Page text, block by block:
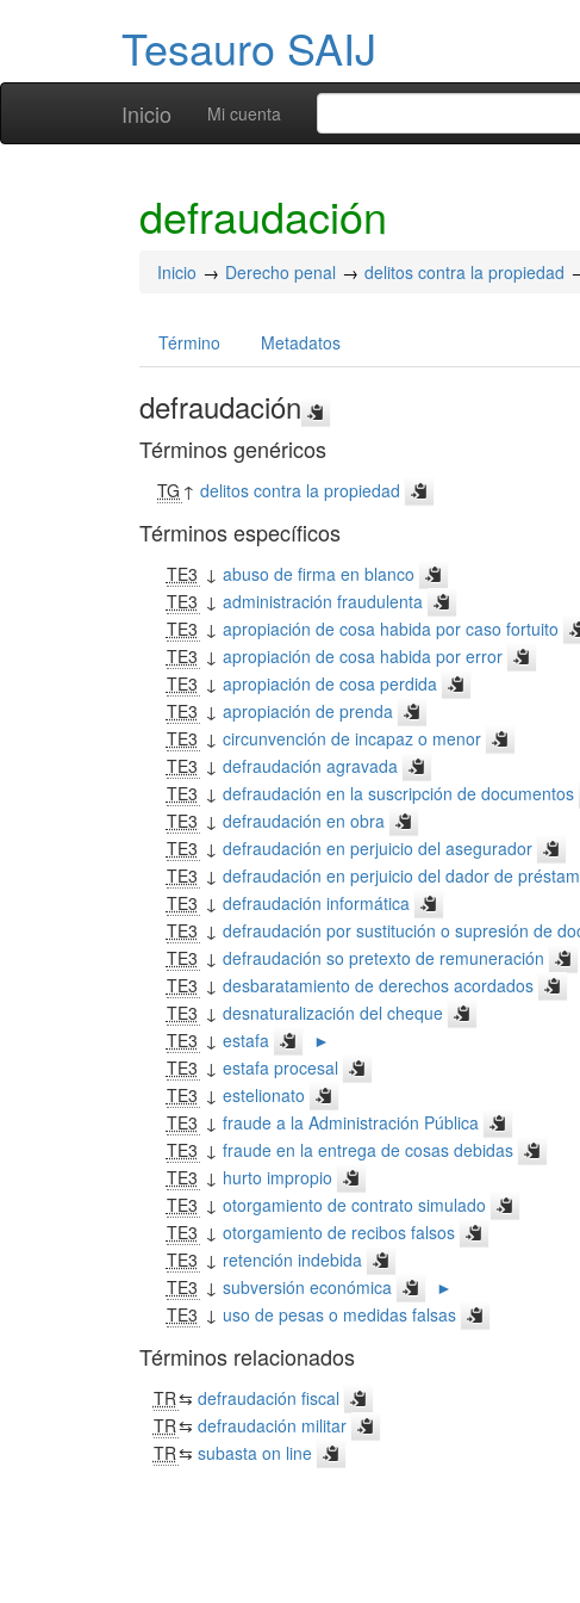
Tesauro SAIJ
Inicio Mi cuenta
defraudación
Inicio Derecho penal delitos contra la propiedad
Término Metadatos
defraudación
Términos genéricos
TG ↑delitos contra la propiedad
Términos específicos
TE3 ↓ abuso de firma en blanco
TE3 ↓ administración fraudulenta
TE3 ↓ apropiación de cosa habida por caso fortuito
TE3 ↓ apropiación de cosa habida por error
TE3 ↓ apropiación de cosa perdida
TE3 ↓ apropiación de prenda
TE3 ↓ circunvención de incapaz o menor
TE3 ↓ defraudación agravada
TE3 ↓ defraudación en la suscripción de documentos
TE3 ↓ defraudación en obra
TE3 ↓ defraudación en perjuicio del asegurador
TE3 ↓ defraudación en perjuicio del dador de
TE3 ↓ defraudación informática
TE3 ↓ defraudación por sustitución o supresión de
TE3 ↓ defraudación so pretexto de remuneración
TE3 ↓ desbaratamiento de derechos acordados
TE3 ↓ desnaturalización del cheque
TE3 ↓ estafa
►
TE3 ↓ estafa procesal
TE3 ↓ estelionato
TE3 ↓ fraude a la Administración Pública
TE3 ↓ fraude en la entrega de cosas debidas
TE3 ↓ hurto impropio
TE3 ↓ otorgamiento de contrato simulado
TE3 ↓ otorgamiento de recibos falsos
TE3 ↓ retención indebida
TE3 ↓ subversión económica
►
TE3 ↓ uso de pesas o medidas falsas
Términos relacionados
TR⇆ defraudación fiscal
TR⇆ defraudación militar
TR⇆ subasta on line